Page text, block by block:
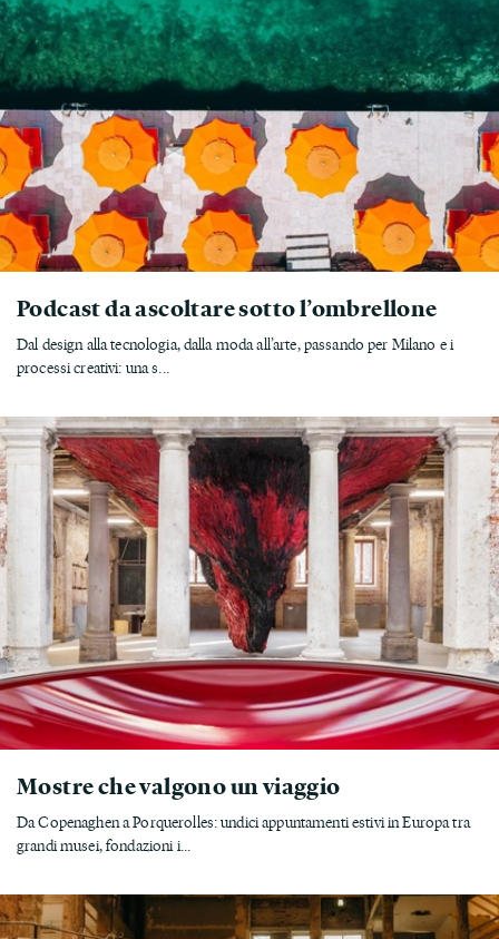
Podcast da ascoltare sotto l’ombrellone
Dal design alla tecnologia, dalla moda all’arte, passando per Milano e i
processi creativi: una s...
Mostre che valgono un viaggio
Da Copenaghen a Porquerolles: undici appuntamenti estivi in Europa tra
grandi musei, fondazioni i...